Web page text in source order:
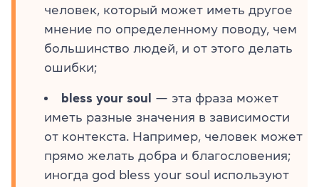
человек, который может иметь другое
мнение по определенному поводу, чем
большинство людей, и от этого делать
ошибки;
bless your soul
— эта фраза может
иметь разные значения в зависимости
от контекста. Например, человек может
прямо желать добра и благословения;
иногда god bless your soul используют